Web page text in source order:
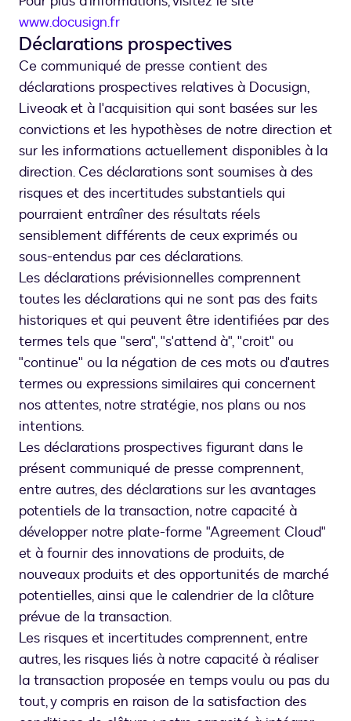
www.docusign.fr
Déclarations prospectives
Ce communiqué de presse contient des
déclarations prospectives relatives à Docusign,
Liveoak et à l'acquisition qui sont basées sur les
convictions et les hypothèses de notre direction et
sur les informations actuellement disponibles à la
direction. Ces déclarations sont soumises à des
risques et des incertitudes substantiels qui
pourraient entraîner des résultats réels
sensiblement différents de ceux exprimés ou
sous-entendus par ces déclarations.
Les déclarations prévisionnelles comprennent
toutes les déclarations qui ne sont pas des faits
historiques et qui peuvent être identifiées par des
termes tels que "sera", "s'attend à", "croit" ou
"continue" ou la négation de ces mots ou d'autres
termes ou expressions similaires qui concernent
nos attentes, notre stratégie, nos plans ou nos
intentions.
Les déclarations prospectives figurant dans le
présent communiqué de presse comprennent,
entre autres, des déclarations sur les avantages
potentiels de la transaction, notre capacité à
développer notre plate-forme "Agreement Cloud"
et à fournir des innovations de produits, de
nouveaux produits et des opportunités de marché
potentielles, ainsi que le calendrier de la clôture
prévue de la transaction.
Les risques et incertitudes comprennent, entre
autres, les risques liés à notre capacité à réaliser
la transaction proposée en temps voulu ou pas du
tout, y compris en raison de la satisfaction des